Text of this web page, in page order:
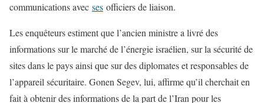
communications avec ses officiers de liaison.
Les enquêteurs estiment que l’ancien ministre a livré des
informations sur le marché de l’énergie israélien, sur la sécurité de
sites dans le pays ainsi que sur des diplomates et responsables de
l’appareil sécuritaire. Gonen Segev, lui, affirme qu’il cherchait en
fait à obtenir des informations de la part de l’Iran pour les